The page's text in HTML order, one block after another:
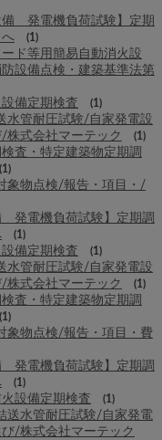
発電機負荷試験】定期
(1)
ド等用簡易自動消火設
設備点検・建築基準法第
備定期検査 (1)
管耐圧試験/自家発電設
株式会社マーテック
(1)
査・特定建築物定期調
(1)
物点検/報告・項目・/
発電機負荷試験】定期調
(1)
備定期検査 (1)
管耐圧試験/自家発電設
株式会社マーテック
(1)
査・特定建築物定期調
(1)
物点検/報告・項目・費
発電機負荷試験】定期調
(1)
設備定期検査 (1)
水管耐圧試験/自家発電
/株式会社マーテック